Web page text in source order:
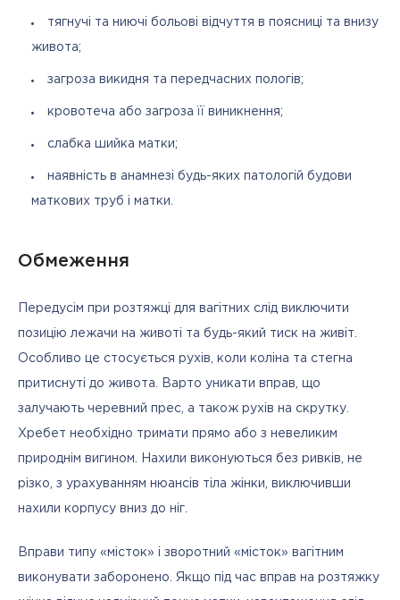
тягнучі та ниючі больові відчуття в поясниці та внизу
живота;
загроза викидня та передчасних пологів;
кровотеча або загроза її виникнення;
слабка шийка матки;
наявність в анамнезі будь-яких патологій будови
маткових труб і матки.
Обмеження
Передусім при розтяжці для вагітних слід виключити
позицію лежачи на животі та будь-який тиск на живіт.
Особливо це стосується рухів, коли коліна та стегна
притиснуті до живота. Варто уникати вправ, що
залучають черевний прес, а також рухів на скрутку.
Хребет необхідно тримати прямо або з невеликим
природнім вигином. Нахили виконуються без ривків, не
різко, з урахуванням нюансів тіла жінки, виключивши
нахили корпусу вниз до ніг.
Вправи типу «місток» і зворотний «місток» вагітним
виконувати заборонено. Якщо під час вправ на розтяжку